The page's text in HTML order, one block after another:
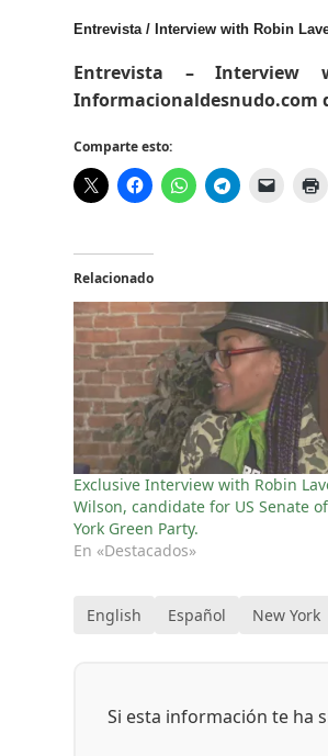
Entrevista / Interview with Robin
Entrevista –
Informacionaldesnudo.com
Comparte esto:
Relacionado
Exclusive Interview with Robin
Wilson, candidate for US Senate
York Green Party.
En «Destacados»
English Español New York
Si esta información te ha